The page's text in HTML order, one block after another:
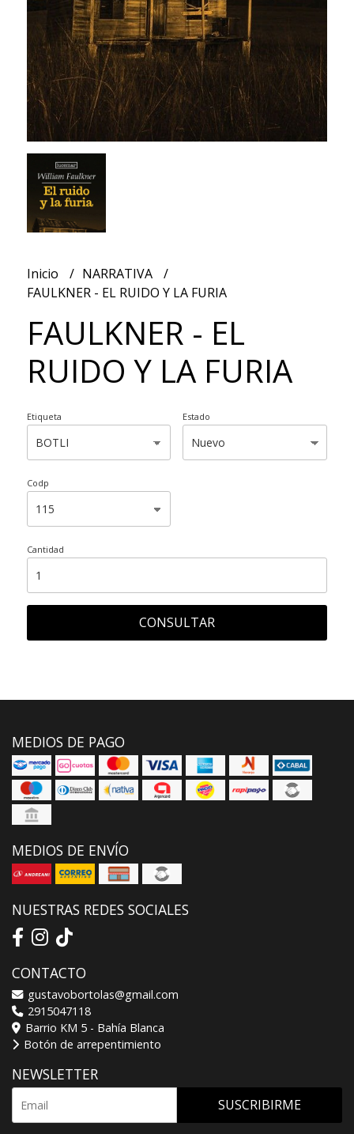
Inicio
NARRATIVA
FAULKNER - EL RUIDO Y LA FURIA
FAULKNER - EL
RUIDO Y LA FURIA
Etiqueta Estado
Codp
Cantidad
CONSULTAR
MEDIOS DE PAGO
MEDIOS DE ENVÍO
NUESTRAS REDES SOCIALES
CONTACTO
gustavobortolas@gmail.com
2915047118
Barrio KM 5 - Bahía Blanca
Botón de arrepentimiento
NEWSLETTER
SUSCRIBIRME